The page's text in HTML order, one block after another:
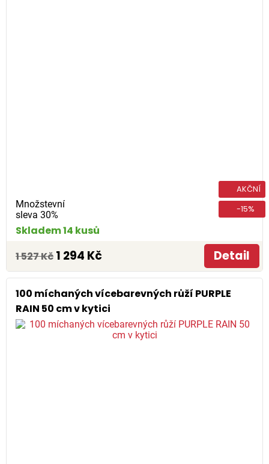
Množstevní
sleva 30%
AKČNÍ
-15%
Skladem 14 kusů
1 527 Kč 1 294 Kč Detail
100 míchaných vícebarevných růží PURPLE
RAIN 50 cm v kytici